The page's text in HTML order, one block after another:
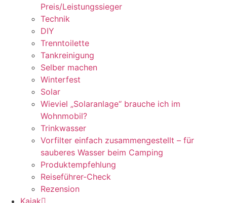
Preis/Leistungssieger
Technik
DIY
Trenntoilette
Tankreinigung
Selber machen
Winterfest
Solar
Wieviel „Solaranlage“ brauche ich im
Wohnmobil?
Trinkwasser
Vorfilter einfach zusammengestellt – für
sauberes Wasser beim Camping
Produktempfehlung
Reiseführer-Check
Rezension
Kajak